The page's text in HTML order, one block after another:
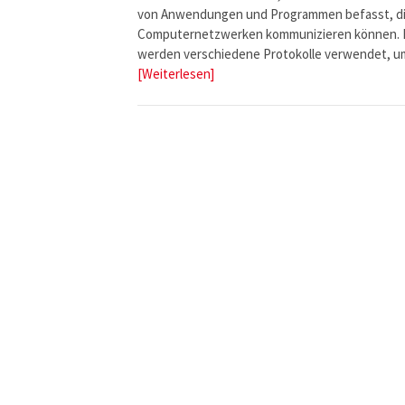
von Anwendungen und Programmen befasst,
Computernetzwerken kommunizieren können.
werden verschiedene Protokolle verwendet,
[Weiterlesen]